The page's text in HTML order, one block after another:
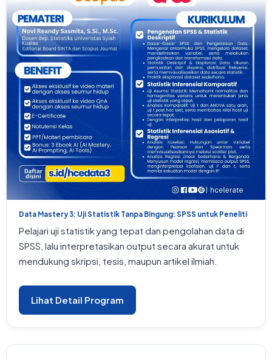
Data Mastery 3: Uji Statistik Tanpa Bingung: SPSS untuk Peneliti
Pelajari uji statistik yang tepat dan pengolahan data di
SPSS, lalu interpretasikan output secara akurat untuk
mendukung skripsi, tesis, maupun artikel ilmiah.
Lihat Detail Program